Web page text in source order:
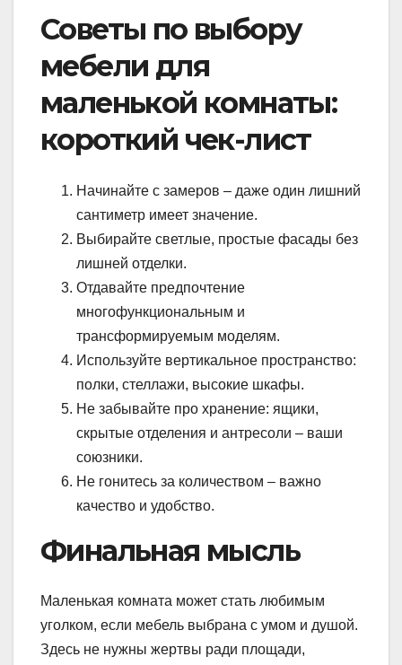
Советы по выбору
мебели для
маленькой комнаты:
короткий чек-лист
Начинайте с замеров – даже один лишний
сантиметр имеет значение.
Выбирайте светлые, простые фасады без
лишней отделки.
Отдавайте предпочтение
многофункциональным и
трансформируемым моделям.
Используйте вертикальное пространство:
полки, стеллажи, высокие шкафы.
Не забывайте про хранение: ящики,
скрытые отделения и антрeсоли – ваши
союзники.
Не гонитесь за количеством – важно
качество и удобство.
Финальная мысль
Маленькая комната может стать любимым
уголком, если мебель выбрана с умом и душой.
Здесь не нужны жертвы ради площади,